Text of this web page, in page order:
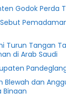
Godok Perda
Sebut
Turun Tangan
di Arab Saudi
Blewah dan
Binaan